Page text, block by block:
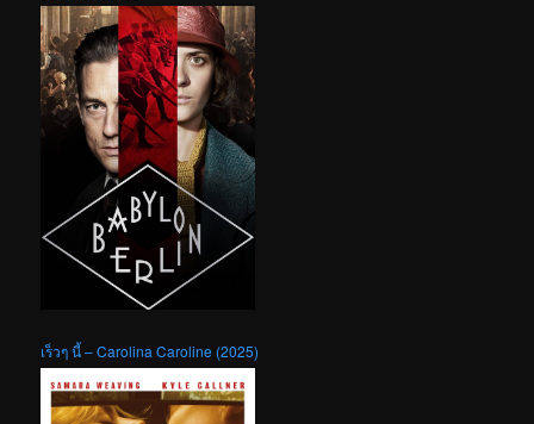
เร็วๆ นี้ – Carolina Caroline (2025)